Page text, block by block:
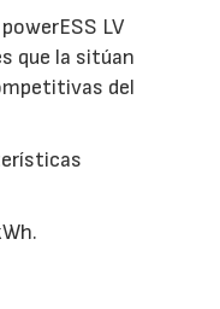
LV
que la sitúan
del